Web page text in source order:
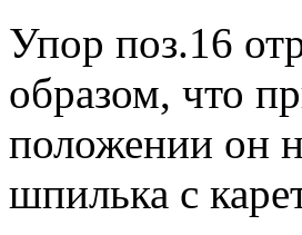
Упор поз.16
образом, что
положении он
шпилька с